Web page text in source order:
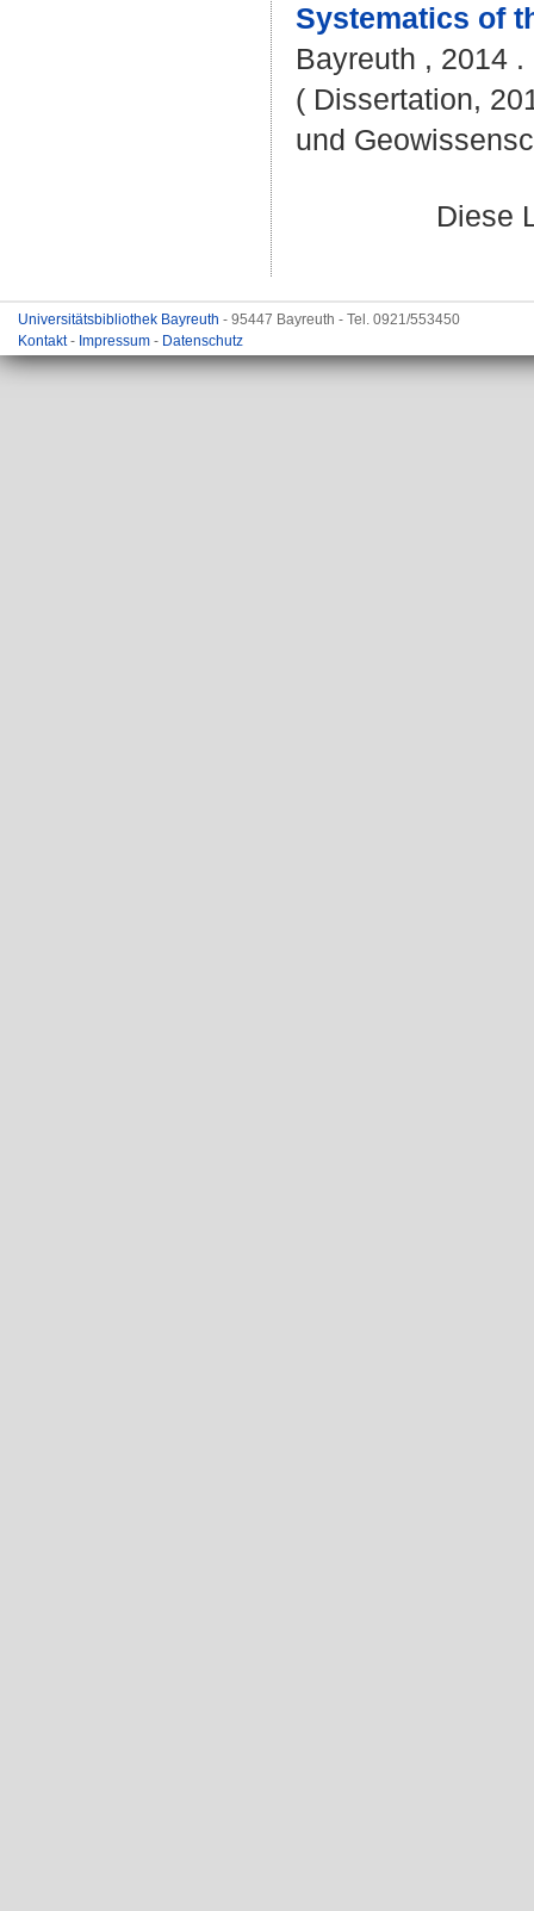
Systematics of
Bayreuth , 2014 .
( Dissertation,
und
Diese
Universitätsbibliothek Bayreuth - 95447 Bayreuth - Tel. 0921/553450
Kontakt- Impressum - Datenschutz